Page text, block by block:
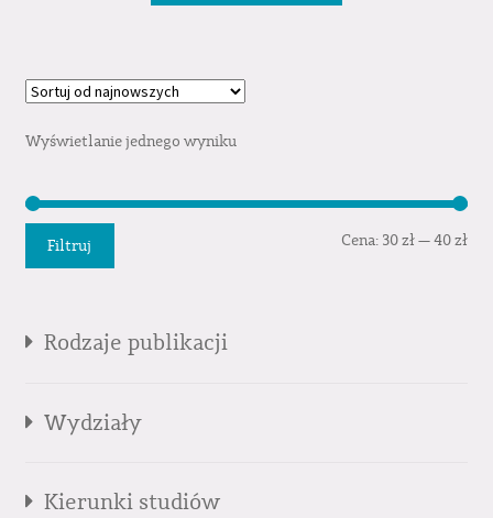
Wyświetlanie jednego wyniku
Filtruj Cena: 30 zł—40 zł
Rodzaje publikacji
Wydziały
Kierunki studiów